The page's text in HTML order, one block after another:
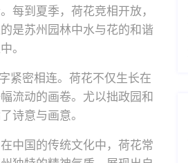
每到夏季，荷花竞相开放，
是苏州园林中水与花的和谐
。
紧密相连。荷花不仅生长在
流动的画卷。尤以拙政园和
诗意与画意。
中国的传统文化中，荷花常